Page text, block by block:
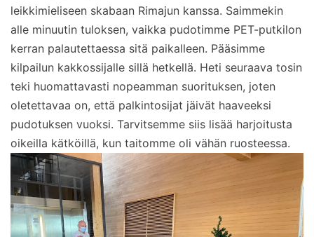
leikkimieliseen skabaan Rimajun kanssa. Saimmekin
alle minuutin tuloksen, vaikka pudotimme PET-putkilon
kerran palautettaessa sitä paikalleen. Pääsimme
kilpailun kakkossijalle sillä hetkellä. Heti seuraava tosin
teki huomattavasti nopeamman suorituksen, joten
oletettavaa on, että palkintosijat jäivät haaveeksi
pudotuksen vuoksi. Tarvitsemme siis lisää harjoitusta
oikeilla kätköillä, kun taitomme oli vähän ruosteessa.